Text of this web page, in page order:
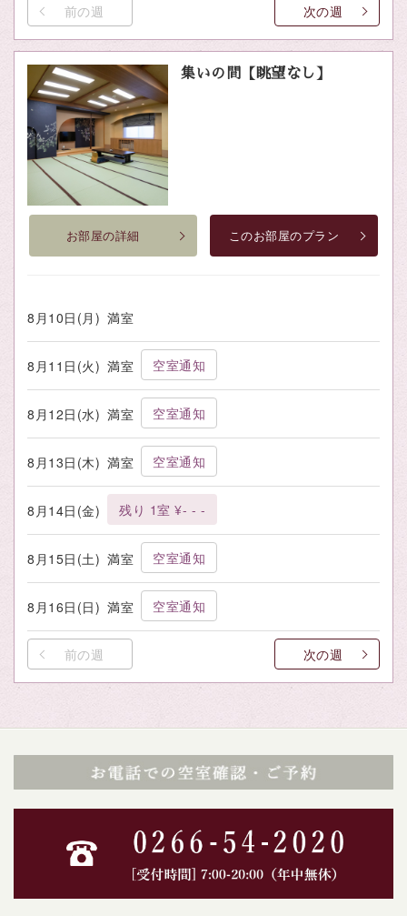
前の週 次の週
集いの間【眺望なし】
お部屋の詳細 このお部屋のプラン
8月10日(月) 満室
8月11日(火) 満室 空室通知
8月12日(水) 満室 空室通知
8月13日(木) 満室 空室通知
8月14日(金) 残り 1室 ¥- - -
8月15日(土) 満室 空室通知
8月16日(日) 満室 空室通知
前の週 次の週